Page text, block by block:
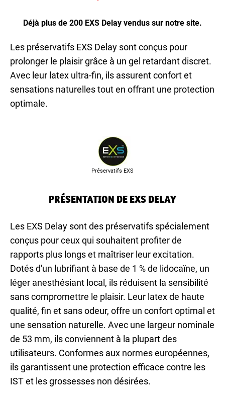
Déjà plus de 200 EXS Delay vendus sur notre site.
Les préservatifs EXS Delay sont conçus pour
prolonger le plaisir grâce à un gel retardant discret.
Avec leur latex ultra-fin, ils assurent confort et
sensations naturelles tout en offrant une protection
optimale.
Préservatifs EXS
PRÉSENTATION DE EXS DELAY
Les EXS Delay sont des préservatifs spécialement
conçus pour ceux qui souhaitent profiter de
rapports plus longs et maîtriser leur excitation.
Dotés d'un lubrifiant à base de 1 % de lidocaïne, un
léger anesthésiant local, ils réduisent la sensibilité
sans compromettre le plaisir. Leur latex de haute
qualité, fin et sans odeur, offre un confort optimal et
une sensation naturelle. Avec une largeur nominale
de 53 mm, ils conviennent à la plupart des
utilisateurs. Conformes aux normes européennes,
ils garantissent une protection efficace contre les
IST et les grossesses non désirées.